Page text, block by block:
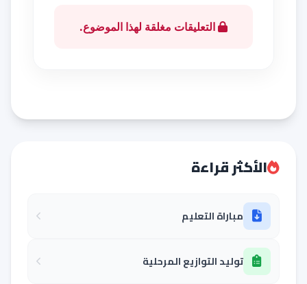
التعليقات مغلقة لهذا الموضوع.
الأكثر قراءة
مباراة التعليم
توليد التوازيع المرحلية